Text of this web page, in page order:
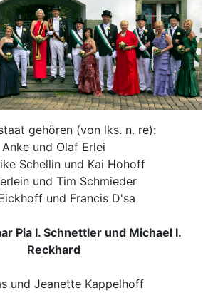
gehören (von lks. n. re):
Anke und Olaf Erlei
Schellin und Kai Hohoff
und Tim Schmieder
und Francis D'sa
Pia I. Schnettler und Michael I.
Reckhard
und Jeanette Kappelhoff